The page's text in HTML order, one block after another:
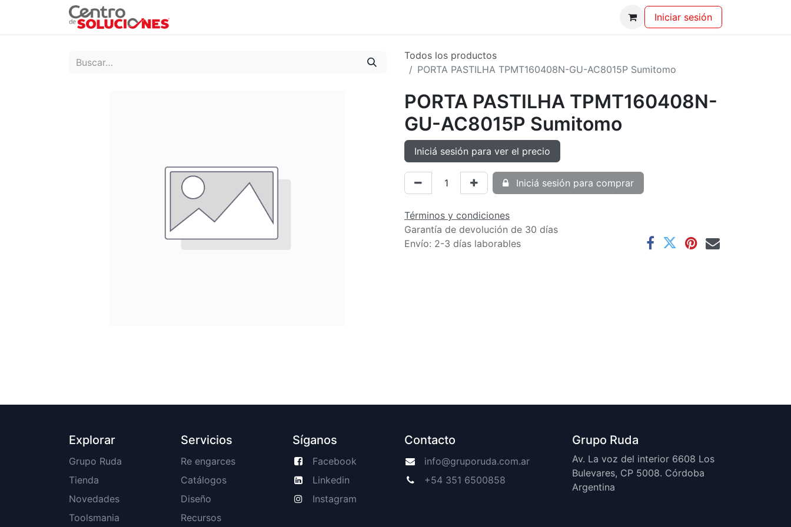
Iniciar sesión
Todos los productos
PORTA PASTILHA TPMT160408N-GU-AC8015P Sumitomo
PORTA PASTILHA TPMT160408N-
GU-AC8015P Sumitomo
Iniciá sesión para ver el precio
Iniciá sesión para comprar
Términos y condiciones
Garantía de devolución de 30 días
Envío: 2-3 días laborables
Explorar
Grupo Ruda
Tienda
Novedades
Toolsmania
Servicios
Re engarces
Catálogos
Diseño
Recursos
Síganos
Facebook
Linkedin
Instagram
Contacto
info@gruporuda.com.ar
+54 351 6500858
Grupo Ruda
Av. La voz del interior 6608 Los
Bulevares, CP 5008. Córdoba
Argentina